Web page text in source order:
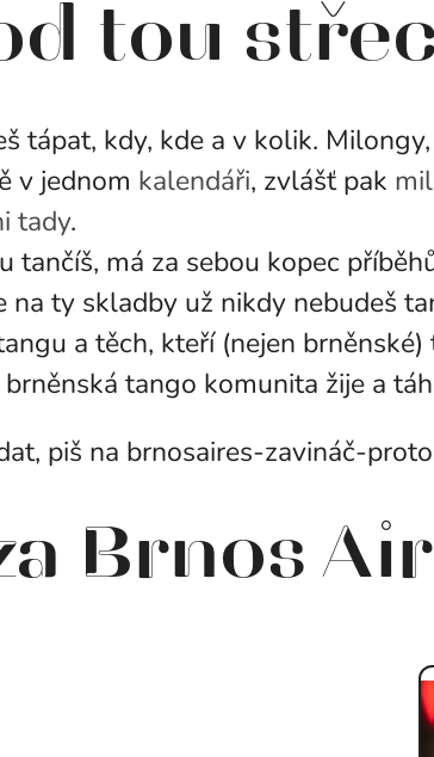
tou
tápat, kdy, kde a v kolik.
v jednom kalendáři, zvlášť pak
tady.
tančíš, má za sebou kopec
na ty skladby už nikdy nebudeš
a těch, kteří (nejen
tango komunita žije a
piš na brnosaires-zavináč-
Brnos